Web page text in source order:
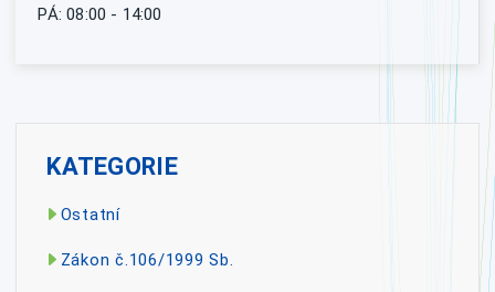
PÁ: 08:00 - 14:00
KATEGORIE
Ostatní
Zákon č.106/1999 Sb.